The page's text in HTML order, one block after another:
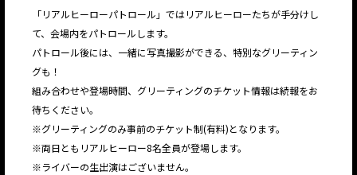
「リアルヒーローパトロール」ではリアルヒーローたちが手分けし
て、会場内をパトロールします。
パトロール後には、一緒に写真撮影ができる、特別なグリーティン
グも！
組み合わせや登場時間、グリーティングのチケット情報は続報をお
待ちください。
※グリーティングのみ事前のチケット制(有料)となります。
※両日ともリアルヒーロー8名全員が登場します。
※ライバーの生出演はございません。